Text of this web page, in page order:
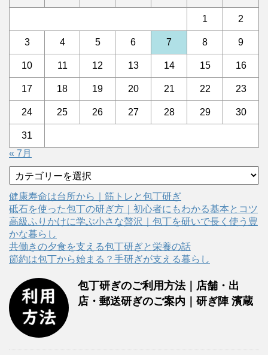
1 2
3 4 5 6 7 8 9
10 11 12 13 14 15 16
17 18 19 20 21 22 23
24 25 26 27 28 29 30
31
« 7月
テ
ゴ
リ
ー
健康寿命は台所から｜筋トレと包丁研ぎ
砥石を使った包丁の研ぎ方｜初心者にもわかる基本とコツ
高級ふりかけに学ぶ小さな贅沢｜包丁を研いで長く使う豊
かな暮らし
共働きの夕食を支える包丁研ぎと栄養の話
節約は包丁から始まる？手研ぎが支える暮らし
包丁研ぎのご利用方法｜店舗・出
店・郵送研ぎのご案内｜研ぎ陣 濱蔵